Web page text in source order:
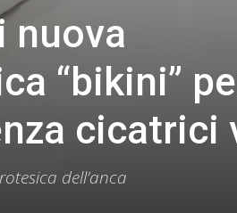
nuova
“bikini”
cicatrici
dell’anca